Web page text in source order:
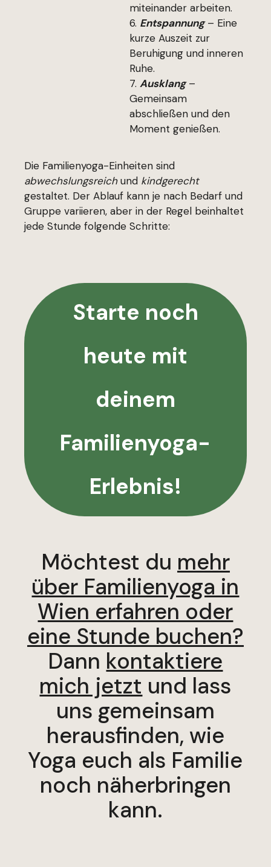
miteinander arbeiten.
Entspannung– Eine
kurze Auszeit zur
Beruhigung und inneren
Ruhe.
Ausklang–
Gemeinsam
abschließen und den
Moment genießen.
Die Familienyoga-Einheiten sind
abwechslungsreichund kindgerecht
gestaltet. Der Ablauf kann je nach Bedarf und
Gruppe variieren, aber in der Regel beinhaltet
jede Stunde folgende Schritte:
Starte noch
heute mit
deinem
Familienyoga-
Erlebnis!
Möchtest du mehr
über Familienyoga in
Wien erfahren oder
eine Stunde buchen?
Dann kontaktiere
mich jetzt und lass
uns gemeinsam
herausfinden, wie
Yoga euch als Familie
noch näherbringen
kann.